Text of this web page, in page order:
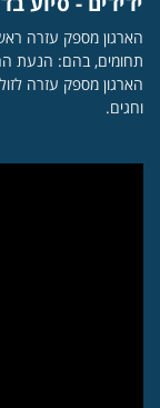
הארגון מספק עזרה
תחומים, בהם: הנעת
וחגים.